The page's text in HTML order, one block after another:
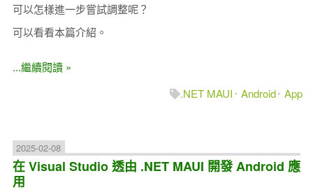
可以怎樣進一步嘗試調整呢？
可以看看本篇介紹。
...繼續閱讀 »
.NET MAUI
Android App
2025-02-08
在 Visual Studio 透由 .NET MAUI 開發 Android 應
用